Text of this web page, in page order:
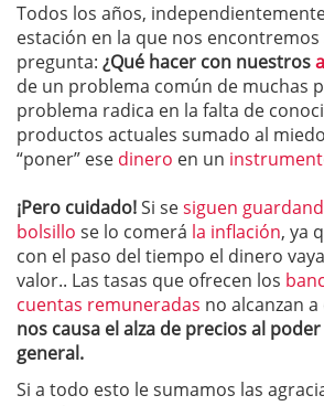
Todos los años,
estación en la que nos
pregunta: ¿Qué hacer con nuestros
de un problema común de muchas
problema radica en la falta de
productos actuales sumado al
“poner” ese dinero en un
¡Pero cuidado!Si sesiguen
bolsillo se lo comerá la inflación, ya
con el paso del tiempo el dinero
valor.. Las tasas que ofrecen los
cuentas remuneradas no alcanzan
nos causa el alza de precios al
general.
Si a todo esto le sumamos las